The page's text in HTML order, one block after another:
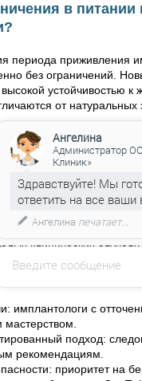
в питании
периода приживления
без ограничений.
устойчивостью к
от натуральных
обратиться к
ARM Clinic
и протоколы
и долговечным
сложные
клинических
исследования
имплантологи с
мастерством.
подход:
рекомендациям.
приоритет на
Введите сообщение
Ангелина
Администратор
Клиник»
Здравствуйте! Мы
ответить на все ваши
Ангелина печатает...